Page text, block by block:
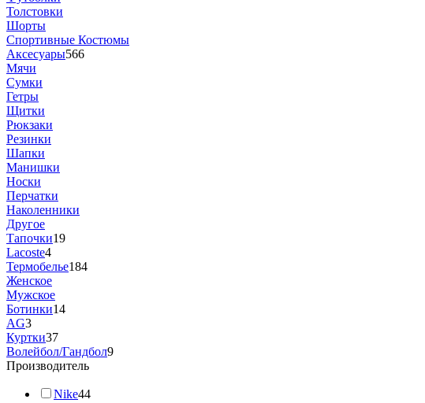
Толстовки
Шорты
Спортивные Костюмы
Аксесуары566
Мячи
Сумки
Гетры
Щитки
Рюкзаки
Резинки
Шапки
Манишки
Носки
Перчатки
Наколенники
Другое
Тапочки19
Lacoste4
Термобелье184
Женское
Мужское
Ботинки14
AG3
Куртки37
Волейбол/Гандбол9
Производитель
Nike44